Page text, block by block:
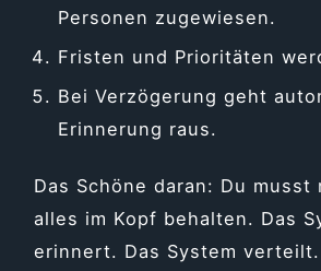
Personen zugewiesen.
Fristen und Prioritäten
Bei Verzögerung geht
Erinnerung raus.
Das Schöne daran: Du musst
alles im Kopf behalten. Das
erinnert. Das System verteilt.